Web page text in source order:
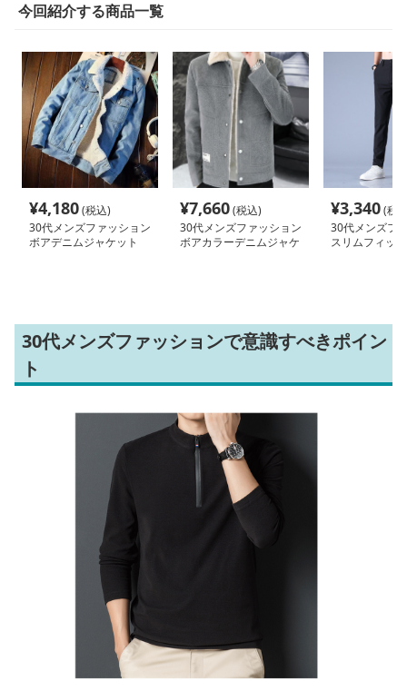
今回紹介する商品一覧
¥4,180(税込)
30代メンズファッション
ボアデニムジャケット
¥7,660(税込)
30代メンズファッション
ボアカラーデニムジャケ
¥3,340(税
30代メンズフ
スリムフィッ
30代メンズファッションで意識すべきポイン
ト